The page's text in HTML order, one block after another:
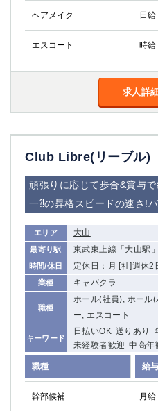
ヘアメイク 日
エスコート 時給
求人詳
Club Libre(リーブル)
頑張りに応じて歩合&賞与
一⁈の昇格スピードの速さ!
エリア 大山
最寄り駅 東武東上線「大山駅
時間/休日 定休日：月 [社]週休2
業種 キャバクラ
職種
ホール(社員), ホール
ー, エスコート
キーワード
日払いOK 送りあり
未経験者歓迎 中高年
職種 給与
幹部候補 月